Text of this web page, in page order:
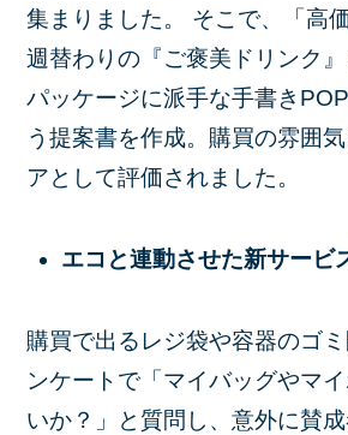
集まりました。 そこで、「高
週替わりの『ご褒美ドリンク』
パッケージに派手な手書き
う提案書を作成。購買の雰囲
アとして評価されました。
エコと連動させた新サービ
購買で出るレジ袋や容器のゴ
ンケートで「マイバッグやマ
いか？」と質問し、意外に賛